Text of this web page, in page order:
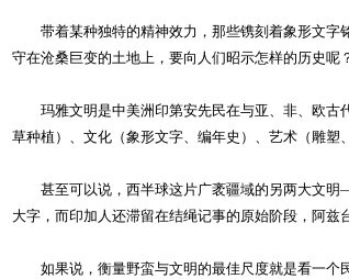
带着某种独特的精神效力，那些镌刻着象形文字铭
守在沧桑巨变的土地上，要向人们昭示怎样的历史呢
玛雅文明是中美洲印第安先民在与亚、非、欧古代
草种植）、文化（象形文字、编年史）、艺术（雕塑
甚至可以说，西半球这片广袤疆域的另两大文明
大字，而印加人还滞留在结绳记事的原始阶段，阿兹
如果说，衡量野蛮与文明的最佳尺度就是看一个民